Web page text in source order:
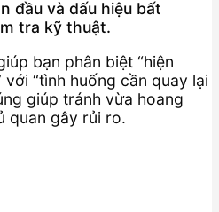
đầu và dấu hiệu bất
tra kỹ thuật.
bạn phân biệt “hiện
“tình huống cần quay lại
giúp tránh vừa hoang
quan gây rủi ro.